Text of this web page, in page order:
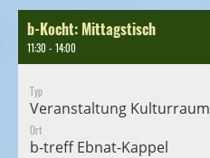
b-Kocht: Mittagstisch
11:30 - 14:00
Typ
Veranstaltung Kulturraum
Ort
b-treff Ebnat-Kappel